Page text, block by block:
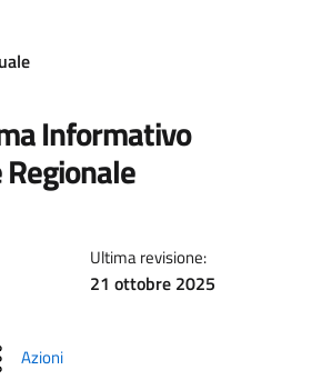
Informativo
Ultima revisione:
21 ottobre 2025
Azioni